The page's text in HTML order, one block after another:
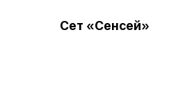
Сет «Сенсей»